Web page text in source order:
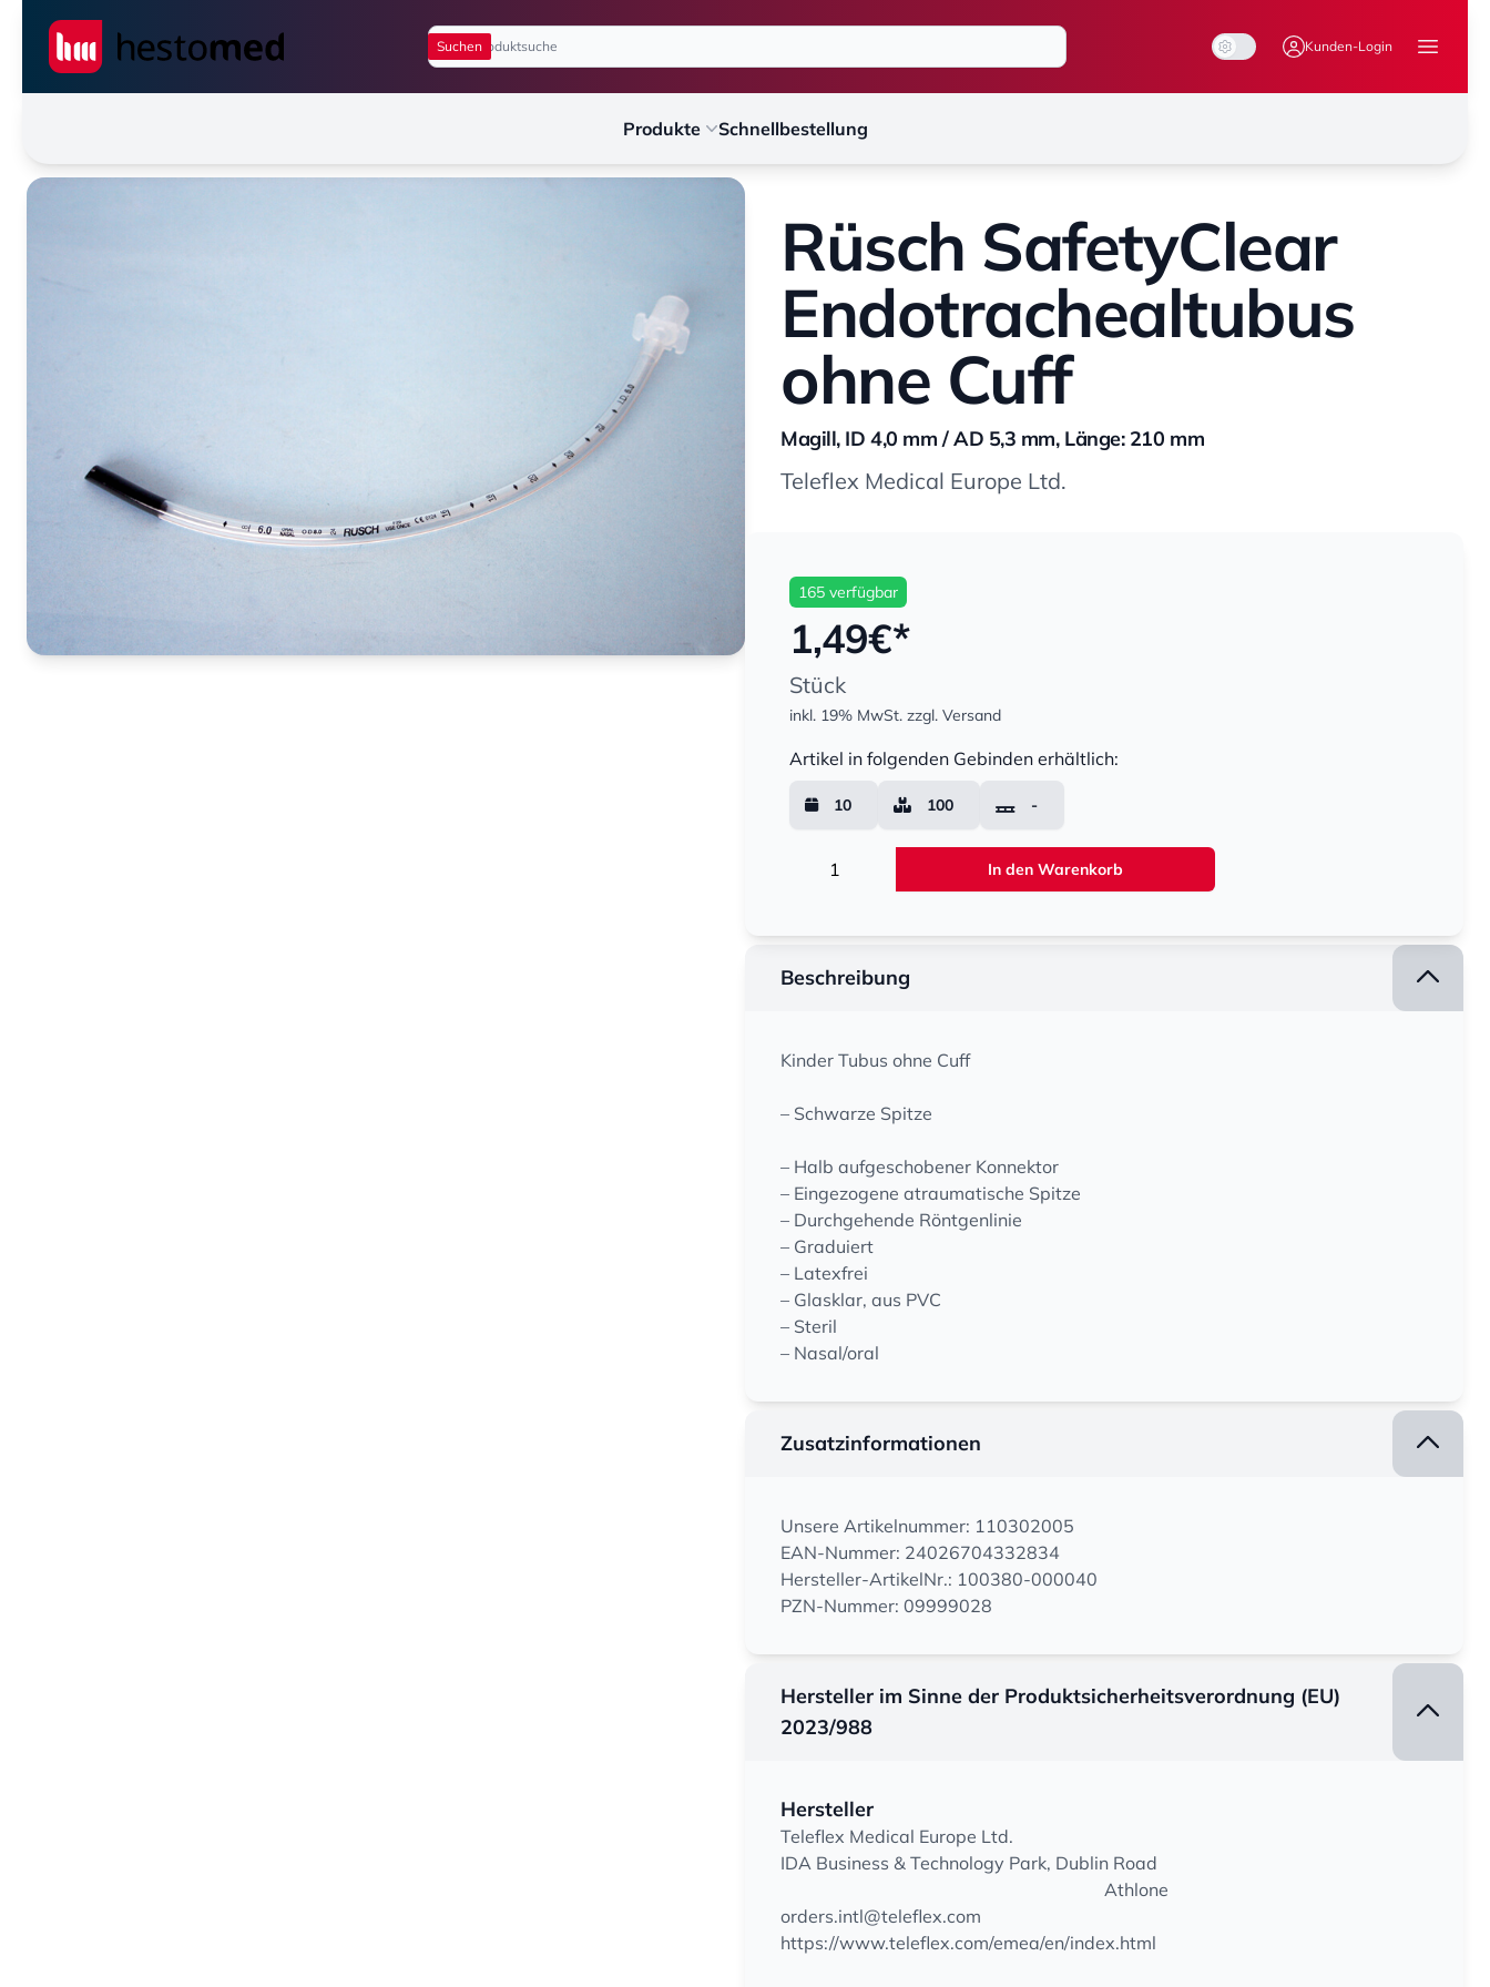
Seiwert GmbH
System Mode
Light Mode
Dark Mode Kunden-Login
Menü
Produkte Schnellbestellung
Rüsch SafetyClear
Endotrachealtubus
ohne Cuff
Magill, ID 4,0 mm / AD 5,3 mm, Länge: 210 mm
Teleflex Medical Europe Ltd.
165 verfügbar
1,49€*
Stück
inkl. 19% MwSt. zzgl. Versand
Artikel in folgenden Gebinden erhältlich:
10 100 -
In den Warenkorb
Beschreibung
Kinder Tubus ohne Cuff
– Schwarze Spitze
– Halb aufgeschobener Konnektor
– Eingezogene atraumatische Spitze
– Durchgehende Röntgenlinie
– Graduiert
– Latexfrei
– Glasklar, aus PVC
– Steril
– Nasal/oral
Zusatzinformationen
Unsere Artikelnummer: 110302005
EAN-Nummer: 24026704332834
Hersteller-ArtikelNr.: 100380-000040
PZN-Nummer: 09999028
Hersteller im Sinne der Produktsicherheitsverordnung (EU)
2023/988
Hersteller
Teleflex Medical Europe Ltd.
IDA Business & Technology Park, Dublin Road
Athlone
orders.intl@teleflex.com
https://www.teleflex.com/emea/en/index.html